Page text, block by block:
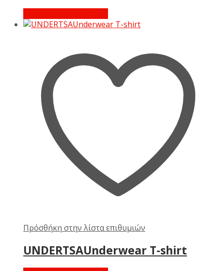
Πρόσθήκη στην λίστα επιθυμιών
UNDERTSAUnderwear T-shirt